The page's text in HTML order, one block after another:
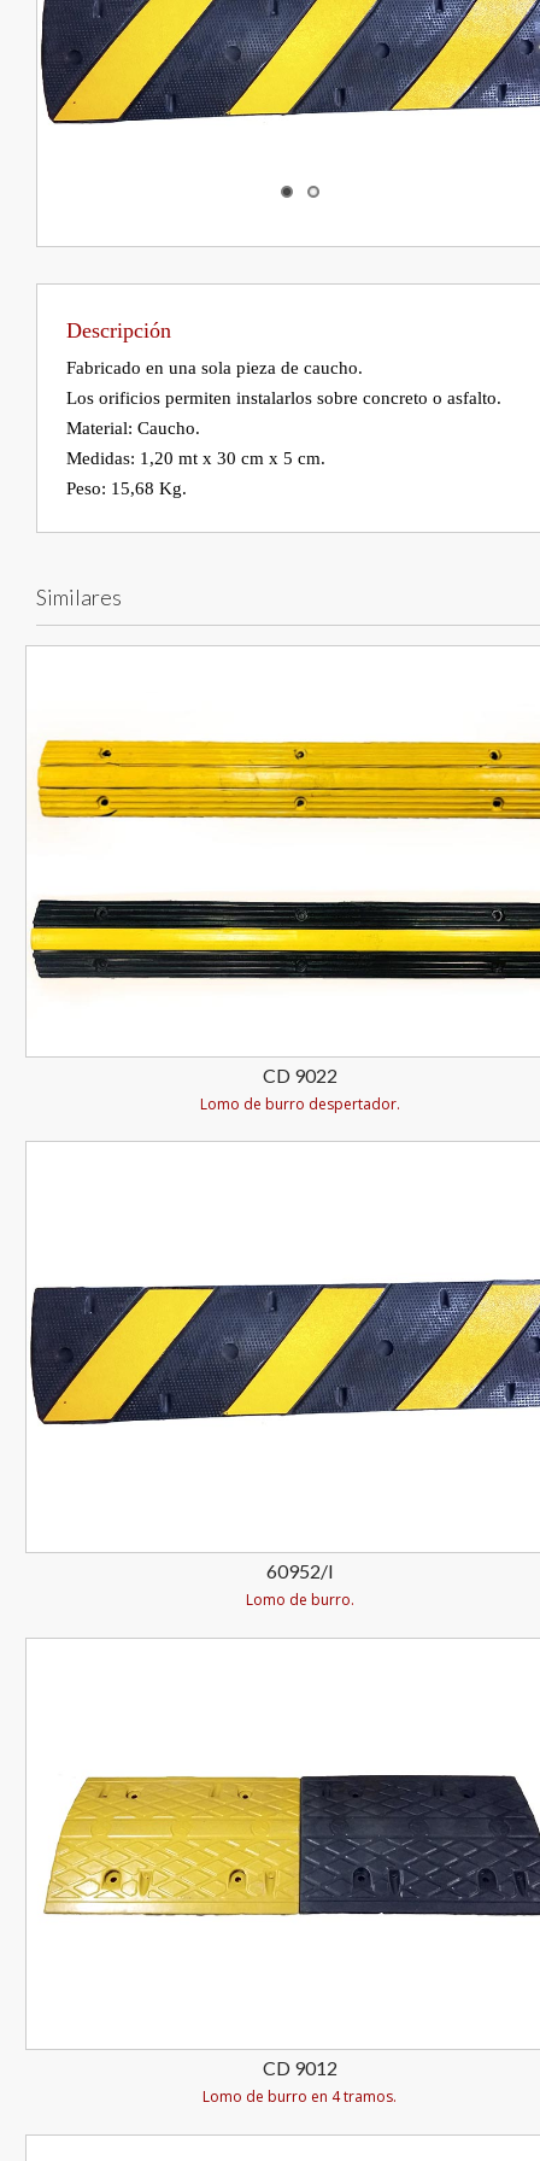
Descripción
Fabricado en una sola pieza de caucho.
Los orificios permiten instalarlos sobre concreto o asfalto.
Material: Caucho.
Medidas: 1,20 mt x 30 cm x 5 cm.
Similares
CD 9022
Lomo de burro despertador.
60952/I
Lomo de burro.
CD 9012
Lomo de burro en 4 tramos.